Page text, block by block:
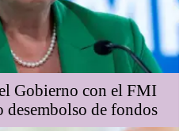
Gobierno con el FMI
desembolso de fondos